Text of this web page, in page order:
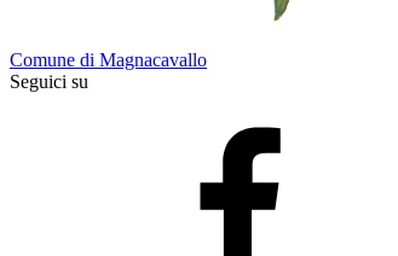
Comune di Magnacavallo
Seguici su